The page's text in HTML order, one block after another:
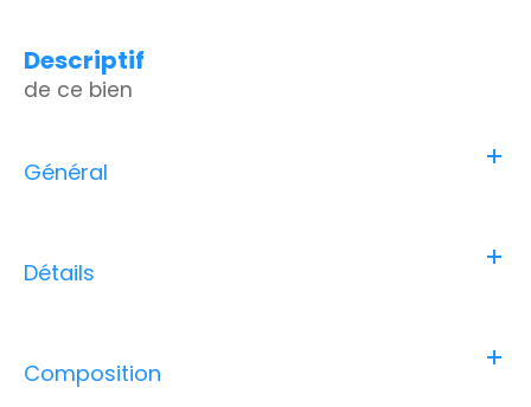
descriptif
de ce bien
Général
Détails
Composition